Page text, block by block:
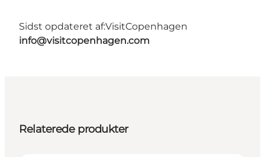
Sidst opdateret af:VisitCopenhagen
info@visitcopenhagen.com
Relaterede produkter